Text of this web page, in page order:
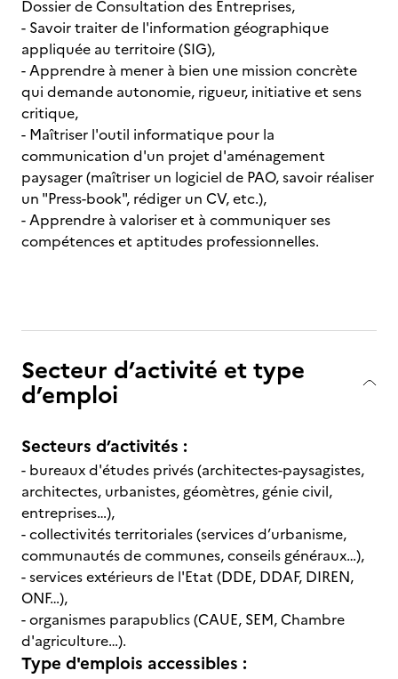
Dossier de Consultation des Entreprises,
- Savoir traiter de l'information géographique
appliquée au territoire (SIG),
- Apprendre à mener à bien une mission concrète
qui demande autonomie, rigueur, initiative et sens
critique,
- Maîtriser l'outil in­formatique pour la
communication d'un projet d'aménagement
paysager (maîtriser un logiciel de PAO, savoir réaliser
un "Press-book", rédiger un CV, etc.),
- Apprendre à valoriser et à commu­niquer ses
compétences et aptitudes professionnelles.
Secteur d’activité et type
d’emploi
Secteurs d’activités :
- bureaux d'études privés (architectes-paysagistes,
architectes, urbanistes, géomètres, génie civil,
entreprises…),
- collectivités territoriales (services d’urbanisme,
communautés de communes, conseils généraux…),
- services extérieurs de l'Etat (DDE, DDAF, DIREN,
ONF…),
- organismes parapublics (CAUE, SEM, Chambre
d'agriculture…).
Type d'emplois accessibles :